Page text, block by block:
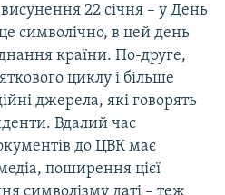
22 січня – у День
символічно, в цей день
країни. По-друге,
циклу і більше
джерела, які говорять
Вдалий час
до ЦВК має
поширення цієї
символізму даті – теж